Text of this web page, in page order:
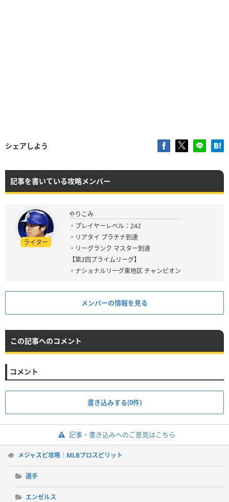
シェアしよう
記事を書いている攻略メンバー
ライター
やりこみ
・プレイヤーレベル：242
・リアタイ プラチナ到達
・リーグランク マスター到達
【第2回プライムリーグ】
・ナショナルリーグ東地区 チャンピオン
メンバーの情報を見る
この記事へのコメント
コメント
書き込みする(0件)
記事・書き込みへのご意見はこちら
メジャスピ攻略｜MLBプロスピリット
選手
エンゼルス